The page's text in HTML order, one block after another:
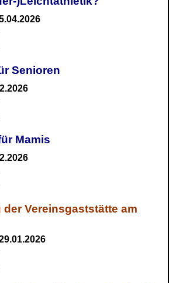
Senioren
Mamis
Vereinsgaststätte am
29.01.2026